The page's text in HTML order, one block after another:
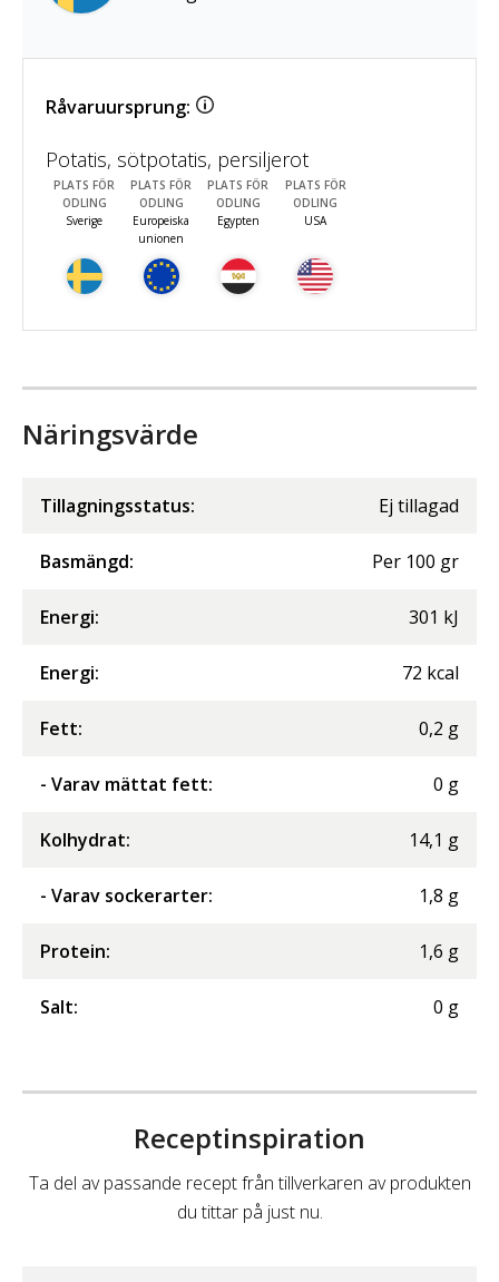
Råvaruursprung:
Potatis, sötpotatis, persiljerot
PLATS FÖR
ODLING
Sverige
PLATS FÖR
ODLING
Europeiska
unionen
PLATS FÖR
ODLING
Egypten
PLATS FÖR
ODLING
USA
Näringsvärde
Tillagningsstatus: Ej tillagad
Basmängd: Per 100 gr
Energi: 301 kJ
Energi: 72 kcal
Fett: 0,2 g
- Varav mättat fett: 0 g
Kolhydrat: 14,1 g
- Varav sockerarter: 1,8 g
Protein: 1,6 g
Salt: 0 g
Receptinspiration
Ta del av passande recept från tillverkaren av produkten
du tittar på just nu.